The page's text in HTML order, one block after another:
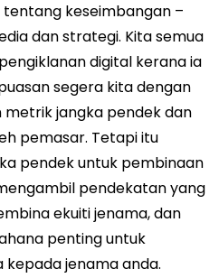
keseimbangan –
dan strategi. Kita semua
digital kerana ia
segera kita dengan
jangka pendek dan
pemasar. Tetapi itu
pendek untuk pembinaan
pendekatan yang
ekuiti jenama, dan
penting untuk
jenama anda.